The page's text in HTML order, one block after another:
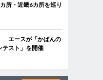
所・近畿6カ所を巡り
エースが「かばんの
テスト」を開催